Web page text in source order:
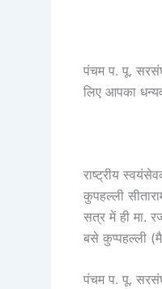
पंचम प. पू.
लिए आपका
राष्ट्रीय
कुपहल्ली
सत्र में ही मा.
बसे कुप्पहल्ली
पंचम प. पू.